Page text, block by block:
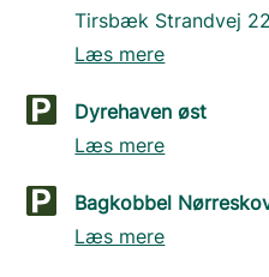
Tirsbæk Strandvej
Læs mere
Dyrehaven øst
Læs mere
Bagkobbel
Læs mere